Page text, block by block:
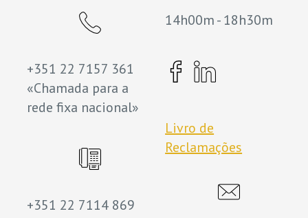
+351 22 7157 361
«Chamada para a
rede fixa nacional»
+351 22 7114 869
14h00m - 18h30m
Livro de
Reclamações